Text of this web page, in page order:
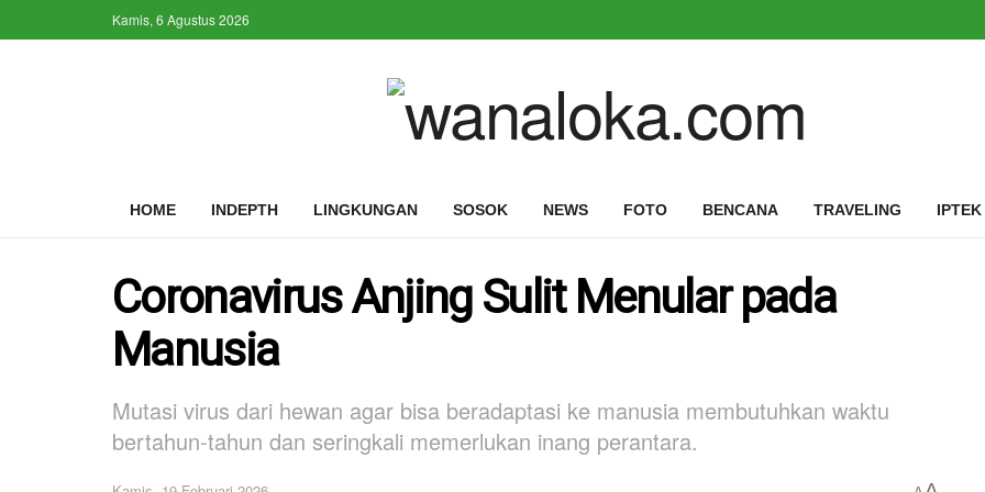
Kamis, 6 Agustus 2026
HOME INDEPTH LINGKUNGAN SOSOK NEWS FOTO BENCANA TRAVELING IPTEK
Coronavirus Anjing Sulit Menular pada
Manusia
Mutasi virus dari hewan agar bisa beradaptasi ke manusia membutuhkan waktu
bertahun-tahun dan seringkali memerlukan inang perantara.